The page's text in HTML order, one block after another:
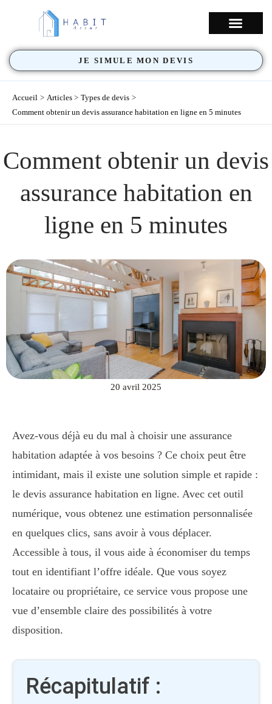
contenu
JE SIMULE MON DEVIS
Accueil Articles
Types de devis
Comment obtenir un devis assurance habitation en ligne en 5 minutes
Comment obtenir un devis
assurance habitation en
ligne en 5 minutes
20 avril 2025
Avez-vous déjà eu du mal à choisir une assurance
habitation adaptée à vos besoins ? Ce choix peut être
intimidant, mais il existe une solution simple et rapide :
le devis assurance habitation en ligne. Avec cet outil
numérique, vous obtenez une estimation personnalisée
en quelques clics, sans avoir à vous déplacer.
Accessible à tous, il vous aide à économiser du temps
tout en identifiant l’offre idéale. Que vous soyez
locataire ou propriétaire, ce service vous propose une
vue d’ensemble claire des possibilités à votre
disposition.
Récapitulatif :